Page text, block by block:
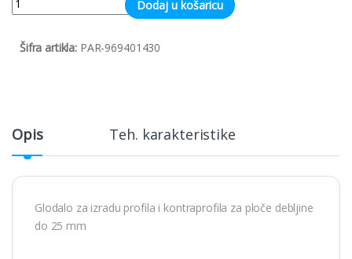
Dodaj u košaricu
Šifra artikla: PAR-969401430
Opis Teh. karakteristike
Glodalo za izradu profila i kontraprofila za ploče debljine
do 25 mm